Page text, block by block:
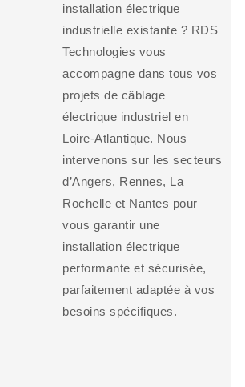
installation électrique
industrielle existante ? RDS
Technologies vous
accompagne dans tous vos
projets de câblage
électrique industriel en
Loire-Atlantique. Nous
intervenons sur les secteurs
d’Angers, Rennes, La
Rochelle et Nantes pour
vous garantir une
installation électrique
performante et sécurisée,
parfaitement adaptée à vos
besoins spécifiques.